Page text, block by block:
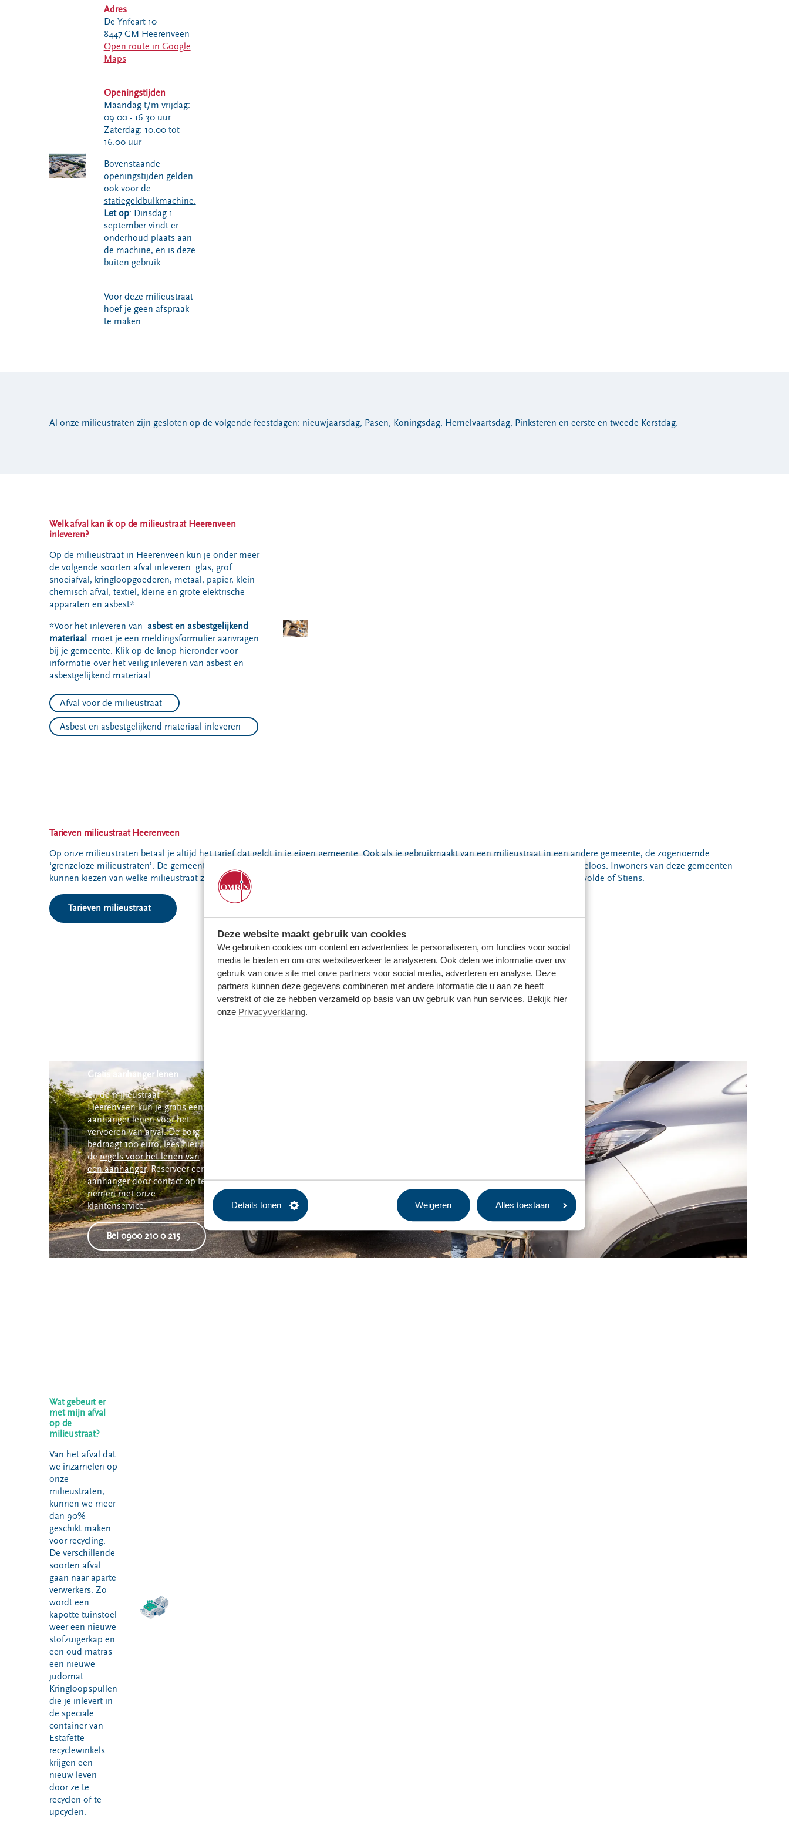
Deze website maakt gebruik van cookies
We gebruiken cookies om content en advertenties te personaliseren, om functies voor social
media te bieden en om ons websiteverkeer te analyseren. Ook delen we informatie over uw
gebruik van onze site met onze partners voor social media, adverteren en analyse. Deze
partners kunnen deze gegevens combineren met andere informatie die u aan ze heeft
verstrekt of die ze hebben verzameld op basis van uw gebruik van hun services. Bekijk hier
onze Privacyverklaring.
Details tonen Weigeren Alles toestaan
Hier werken
we aan
Ecopark De
Wierde
Centrale
Projecten
Pers
Locaties
Adres
De Ynfeart 10
8447 GM Heerenveen
Open route in Google
Maps
Openingstijden
Maandag t/m vrijdag:
09.00 - 16.30 uur
Zaterdag: 10.00 tot
16.00 uur
Bovenstaande
openingstijden gelden
ook voor de
statiegeldbulkmachine.
Let op: Dinsdag 1
september vindt er
onderhoud plaats aan
de machine, en is deze
buiten gebruik.
Voor deze milieustraat
hoef je geen afspraak
te maken.
Al onze milieustraten zijn gesloten op de volgende feestdagen: nieuwjaarsdag, Pasen, Koningsdag, Hemelvaartsdag, Pinksteren en eerste en tweede Kerstdag.
Welk afval kan ik op de milieustraat Heerenveen
inleveren?
Op de milieustraat in Heerenveen kun je onder meer
de volgende soorten afval inleveren: glas, grof
snoeiafval, kringloopgoederen, metaal, papier, klein
chemisch afval, textiel, kleine en grote elektrische
apparaten en asbest*.
*Voor het inleveren van asbest en asbestgelijkend
materiaal moet je een meldingsformulier aanvragen
bij je gemeente. Klik op de knop hieronder voor
informatie over het veilig inleveren van asbest en
asbestgelijkend materiaal.
Afval voor de milieustraat
Asbest en asbestgelijkend materiaal inleveren
Tarieven milieustraat Heerenveen
Op onze milieustraten betaal je altijd het tarief dat geldt in je eigen gemeente. Ook als je gebruikmaakt van een milieustraat in een andere gemeente, de zogenoemde
‘grenzeloze milieustraten’. De gemeenten Harlingen, Heerenveen, Leeuwarden, Ooststellingwerf, Opsterland en Waadhoeke zijn grenzeloos. Inwoners van deze gemeenten
kunnen kiezen van welke milieustraat ze gebruikmaken: de milieustraat in Franeker, Gorredijk, Grou, Heerenveen, Leeuwarden, Oosterwolde of Stiens.
Tarieven milieustraat
Gratis aanhanger lenen
Bij de milieustraat
Heerenveen kun je gratis een
aanhanger lenen voor het
vervoeren van afval. De borg
bedraagt 100 euro, lees hier
deregels voor het lenen van
een aanhanger. Reserveer een
aanhanger door contact op te
nemen met onze
klantenservice.
Bel 0900 210 0 215
Wat gebeurt er
met mijn afval
op de
milieustraat?
Van het afval dat
we inzamelen op
onze
milieustraten,
kunnen we meer
dan 90%
geschikt maken
voor recycling.
De verschillende
soorten afval
gaan naar aparte
verwerkers. Zo
wordt een
kapotte tuinstoel
weer een nieuwe
stofzuigerkap en
een oud matras
een nieuwe
judomat.
Kringloopspullen
die je inlevert in
de speciale
container van
Estafette
recyclewinkels
krijgen een
nieuw leven
door ze te
recyclen of te
upcyclen.